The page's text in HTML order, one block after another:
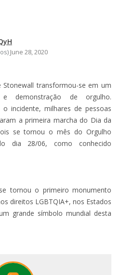
June 28, 2020
Stonewall transformou-se em um
demonstração de orgulho.
incidente, milhares de pessoas
a primeira marcha do Dia da
se tornou o mês do Orgulho
dia 28/06, como conhecido
tornou o primeiro monumento
direitos LGBTQIA+, nos Estados
grande símbolo mundial desta